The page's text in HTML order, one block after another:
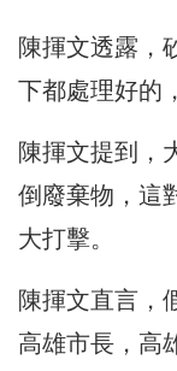
陳揮文透露，
下都處理好的
陳揮文提到，
倒廢棄物，這
大打擊。
陳揮文直言，
高雄市長，高